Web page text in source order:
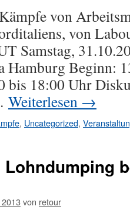
von
von
Samstag,
Hamburg Beginn:
bis 18:00 Uhr
Weiterlesen →
, Uncategorized,
von retour